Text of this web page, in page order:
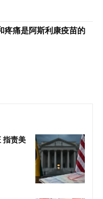
疼痛是阿斯利康疫苗的
指责美